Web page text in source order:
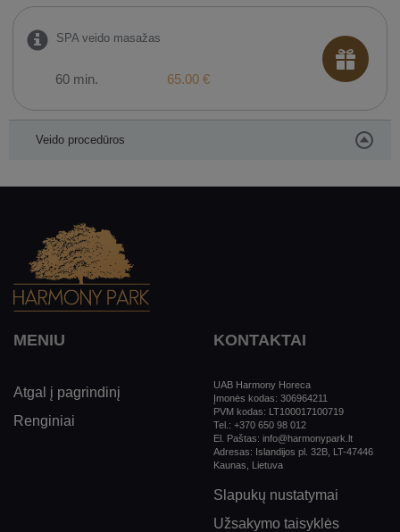
SPA veido masažas
60 min. 65.00 €
Veido procedūros
MENIU
Atgal į pagrindinį
Renginiai
KONTAKTAI
UAB Harmony Horeca
Įmonės kodas: 306964211
PVM kodas: LT100017100719
Tel.: +370 650 98 012
El. Paštas: info@harmonypark.lt
Adresas: Islandijos pl. 32B, LT-47446
Kaunas, Lietuva
Slapukų nustatymai
Užsakymo taisyklės